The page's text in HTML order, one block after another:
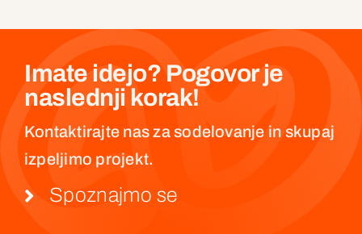
Imate idejo? Pogovor je
naslednji korak!
Kontaktirajte nas za sodelovanje in skupaj
izpeljimo projekt.
Spoznajmo se